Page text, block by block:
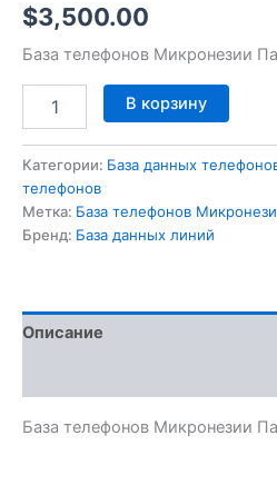
$3,500.00
База телефонов Микронезии
В корзину
Категории: База данных
телефонов
Метка: База телефонов
Бренд: База данных линий
Описание
База телефонов Микронезии